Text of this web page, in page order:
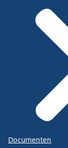
Documenten